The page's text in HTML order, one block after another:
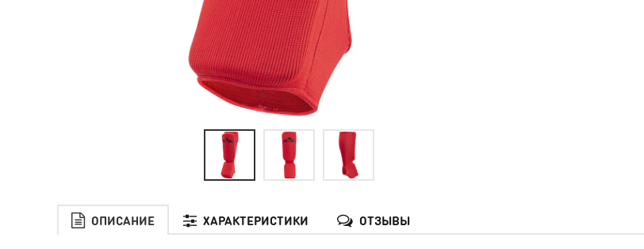
ОПИСАНИЕ ХАРАКТЕРИСТИКИ ОТЗЫВЫ